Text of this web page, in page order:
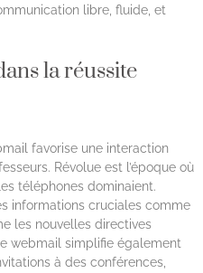
libre, fluide, et
la réussite
favorise une interaction
Révolue est l’époque où
téléphones dominaient.
informations cruciales comme
les nouvelles directives
webmail simplifie également
à des conférences,